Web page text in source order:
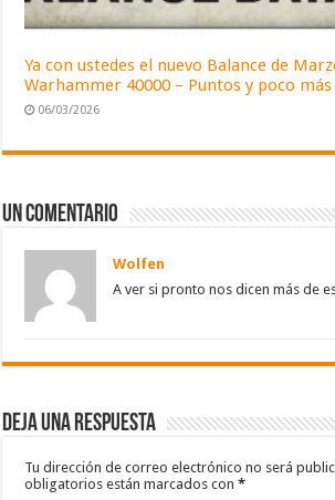
Ya con ustedes el nuevo Balance de
Warhammer 40000 – Puntos y poco más
06/03/2026
Un comentario
Wolfen
A ver si pronto nos dicen más de
Deja una respuesta
Tu dirección de correo electrónico no será
obligatorios están marcados con*